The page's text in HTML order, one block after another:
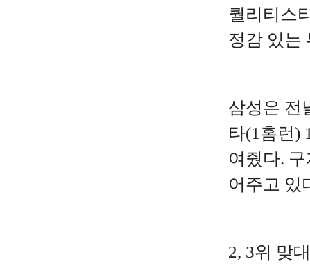
퀄리티스
정감 있는
삼성은 전
타(1홈런)
여줬다.
어주고 있
2, 3위 맞